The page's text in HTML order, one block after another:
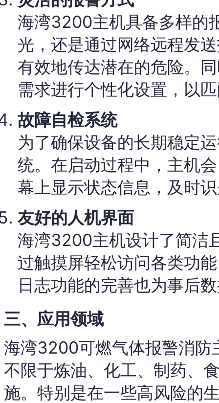
海湾3200主机具备多样的
光，还是通过网络远程发
有效地传达潜在的危险。
需求进行个性化设置，以
故障自检系统
为了确保设备的长期稳定
统。在启动过程中，主机
幕上显示状态信息，及时
友好的人机界面
海湾3200主机设计了简洁
过触摸屏轻松访问各类功
日志功能的完善也为事后
三、应用领域
海湾3200可燃气体报警消防
不限于炼油、化工、制药、
施。特别是在一些高风险的